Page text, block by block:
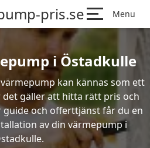
pris.se Menu
i Östadkulle
kan kännas som ett
gäller att hitta rätt pris och
guide och offerttjänst får du en
av din värmepump i